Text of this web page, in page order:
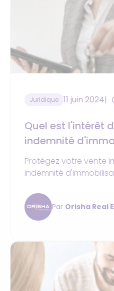
Juridique 11 juin 2024
Quel est l'intérêt
indemnité
les compromis
Protégez votre vente
indemnité
intérêts.
Par Orisha Real